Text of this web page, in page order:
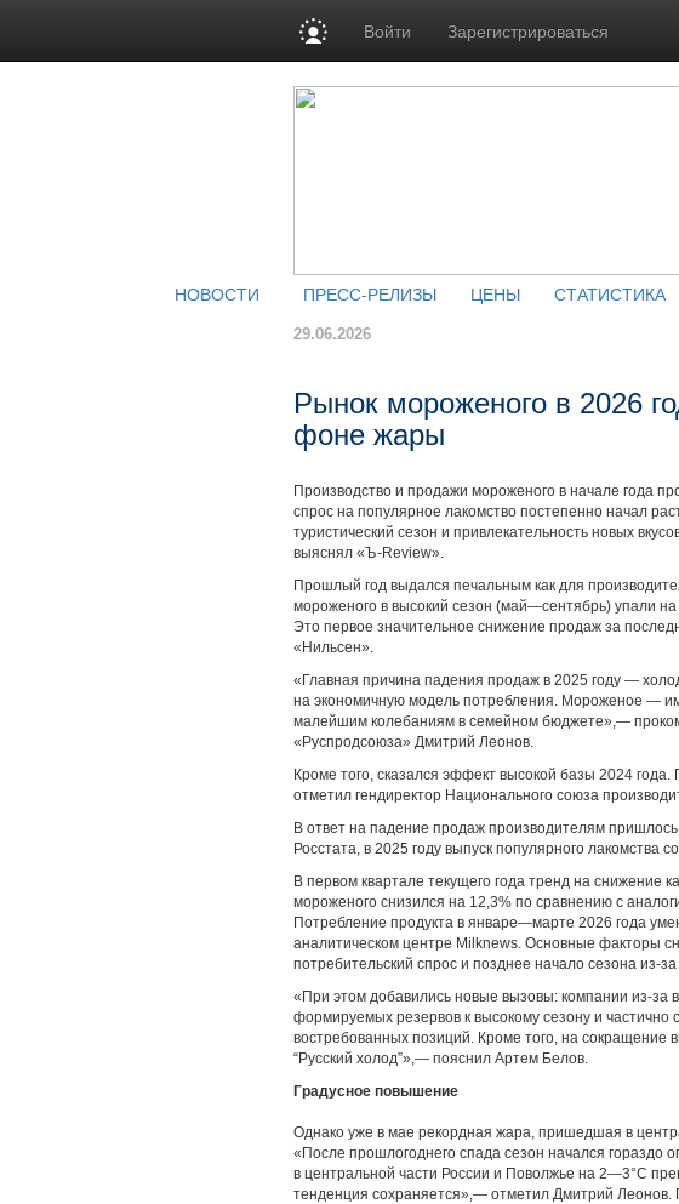
Войти Зарегистрироваться
НОВОСТИ ПРЕСС-РЕЛИЗЫ ЦЕНЫ СТАТИСТИКА
29.06.2026
Рынок мороженого в 2026
фоне жары
Производство и продажи мороженого в начале года
спрос на популярное лакомство постепенно начал
туристический сезон и привлекательность новых
выяснял «Ъ-Review».
Прошлый год выдался печальным как для
мороженого в высокий сезон (май—сентябрь) упали
Это первое значительное снижение продаж за
«Нильсен».
«Главная причина падения продаж в 2025 году —
на экономичную модель потребления. Мороженое —
малейшим колебаниям в семейном бюджете»,—
«Руспродсоюза» Дмитрий Леонов.
Кроме того, сказался эффект высокой базы 2024
отметил гендиректор Национального союза
В ответ на падение продаж производителям
Росстата, в 2025 году выпуск популярного лакомства
В первом квартале текущего года тренд на снижение
мороженого снизился на 12,3% по сравнению с
Потребление продукта в январе—марте 2026 года
аналитическом центре Milknews. Основные факторы
потребительский спрос и позднее начало сезона из-
«При этом добавились новые вызовы: компании из-за
формируемых резервов к высокому сезону и частично
востребованных позиций. Кроме того, на сокращение
“Русский холод”»,— пояснил Артем Белов.
Градусное повышение
Однако уже в мае рекордная жара, пришедшая в
«После прошлогоднего спада сезон начался гораздо
в центральной части России и Поволжье на 2—3°C
тенденция сохраняется»,— отметил Дмитрий